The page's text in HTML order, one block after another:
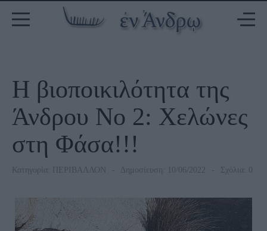
Η βιοποικιλότητα της
Άνδρου Νο 2: Χελώνες
στη Φάσα!!!
Κατηγορία: ΠΕΡΙΒΑΛΛΟΝ Δημοσίευση: 10/06/2022 Σχόλια: 0